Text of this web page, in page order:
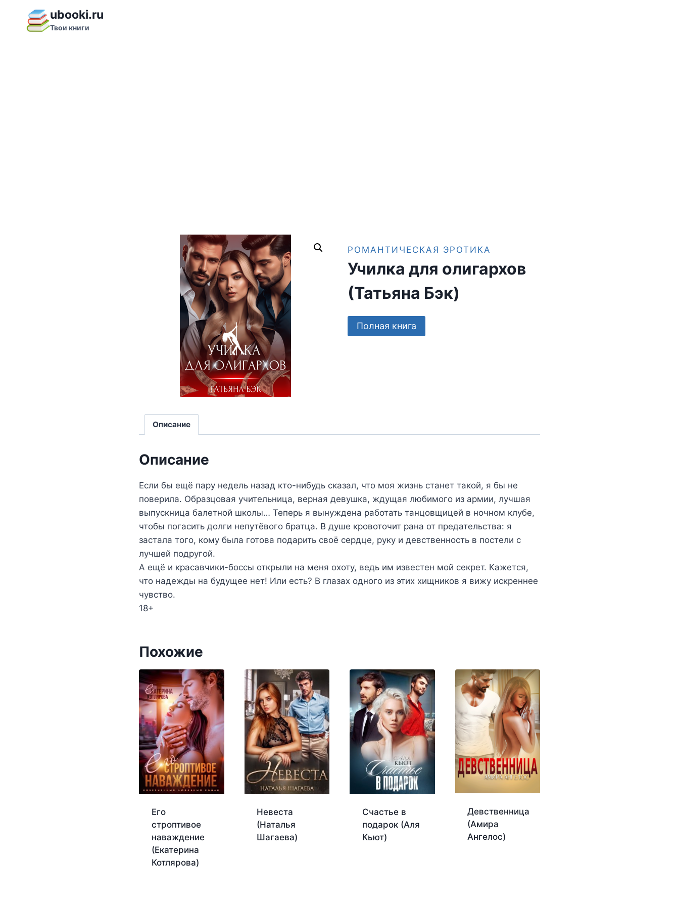
содержимому
ubooki.ru
Твои книги
РОМАНТИЧЕСКАЯ ЭРОТИКА
Училка для олигархов
(Татьяна Бэк)
Полная книга
Описание
Описание
Если бы ещё пару недель назад кто-нибудь сказал, что моя жизнь станет такой, я бы не
поверила. Образцовая учительница, верная девушка, ждущая любимого из армии, лучшая
выпускница балетной школы… Теперь я вынуждена работать танцовщицей в ночном клубе,
чтобы погасить долги непутёвого братца. В душе кровоточит рана от предательства: я
застала того, кому была готова подарить своё сердце, руку и девственность в постели с
лучшей подругой.
А ещё и красавчики-боссы открыли на меня охоту, ведь им известен мой секрет. Кажется,
что надежды на будущее нет! Или есть? В глазах одного из этих хищников я вижу искреннее
чувство.
18+
Похожие
Его
строптивое
наваждение
(Екатерина
Котлярова)
Невеста
(Наталья
Шагаева)
Счастье в
подарок (Аля
Кьют)
Девственница
(Амира
Ангелос)